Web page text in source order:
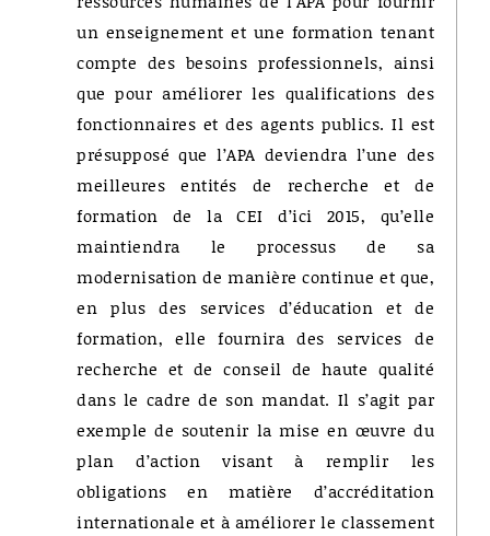
un enseignement et une formation tenant
compte des besoins professionnels, ainsi
que pour améliorer les qualifications des
fonctionnaires et des agents publics. Il est
présupposé que l’APA deviendra l’une des
meilleures entités de recherche et de
formation de la CEI d’ici 2015, qu’elle
maintiendra le processus de sa
modernisation de manière continue et que,
en plus des services d’éducation et de
formation, elle fournira des services de
recherche et de conseil de haute qualité
dans le cadre de son mandat. Il s’agit par
exemple de soutenir la mise en œuvre du
plan d’action visant à remplir les
obligations en matière d’accréditation
internationale et à améliorer le classement